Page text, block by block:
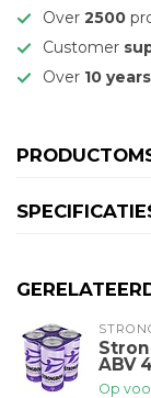
Over 2500
Customer
Over 10 years
ABV
Op